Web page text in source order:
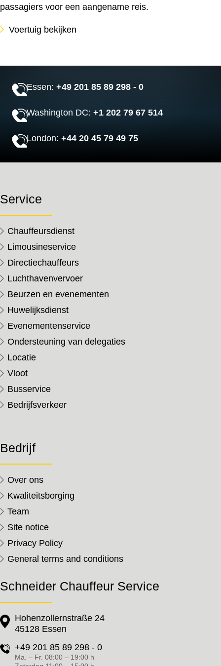
passagiers voor een aangename reis.
Voertuig bekijken
Essen:+49 201 85 89 298 - 0
Washington DC:+1 202 79 67 514
London:+44 20 45 79 49 75
Service
Chauffeursdienst
Limousineservice
Directiechauffeurs
Luchthavenvervoer
Beurzen en evenementen
Huwelijksdienst
Evenementenservice
Ondersteuning van delegaties
Locatie
Vloot
Busservice
Bedrijfsverkeer
Bedrijf
Over ons
Kwaliteitsborging
Team
Site notice
Privacy Policy
General terms and conditions
Schneider Chauffeur Service
Hohenzollernstraße 24
45128 Essen
+49 201 85 89 298 - 0
Ma. – Fr. 08:00 – 19:00 h